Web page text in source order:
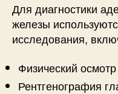
Для диагностики
железы
исследования,
Физический
Рентгенография